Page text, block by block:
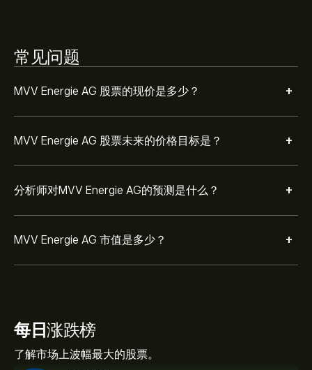
常见问题
MVV Energie AG 股票的现价是多少？ +
MVV Energie AG 股票未来的价格目标是？ +
分析师对MVV Energie AG的预测是什么？ +
MVV Energie AG 市值是多少？ +
每日涨跌榜
了解市场上波幅最大的股票。